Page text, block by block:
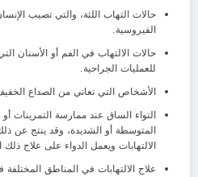
حالات التهاب اللثة، والتي تصيب
الفيروسية.
حالات الالتهاب في الفم أو الأسنان
للعمليات الجراحية.
الأشخاص التي تعاني من الصداع
التواء الساق عند ممارسة التمرينات أو
المتوسطة أو الشديدة، وقد ينتج عن ذلك
الالتهابات ويعمل الدواء على علاج ذلك
علاج الالتهابات في المناطق المختلفة